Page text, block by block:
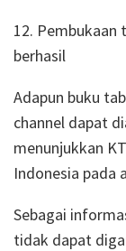
12. Pembukaan
berhasil
Adapun buku
channel dapat
menunjukkan
Indonesia pada
Sebagai
tidak dapat